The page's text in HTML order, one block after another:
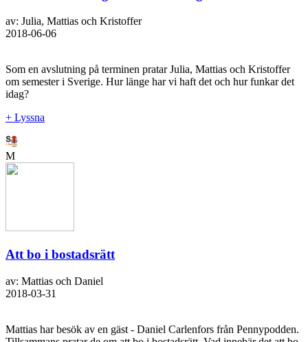
av: Julia, Mattias och Kristoffer
2018-06-06
Som en avslutning på terminen pratar Julia, Mattias och Kristoffer
om semester i Sverige. Hur länge har vi haft det och hur funkar det
idag?
+ Lyssna
M
Att bo i bostadsrätt
av: Mattias och Daniel
2018-03-31
Mattias har besök av en gäst - Daniel Carlenfors från Pennypodden.